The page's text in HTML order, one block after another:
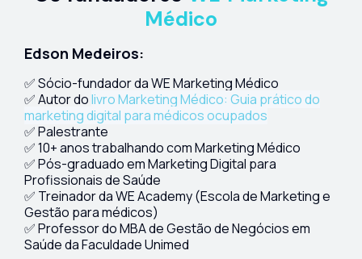
Médico
Edson Medeiros:
✅ Sócio-fundador da WE Marketing Médico
✅ Autor dolivro Marketing Médico: Guia prático do
marketing digital para médicos ocupados
✅ Palestrante
✅ 10+ anos trabalhando com Marketing Médico
✅ Pós-graduado em Marketing Digital para
Profissionais de Saúde
✅ Treinador da WE Academy (Escola de Marketing e
Gestão para médicos)
✅ Professor do MBA de Gestão de Negócios em
Saúde da Faculdade Unimed